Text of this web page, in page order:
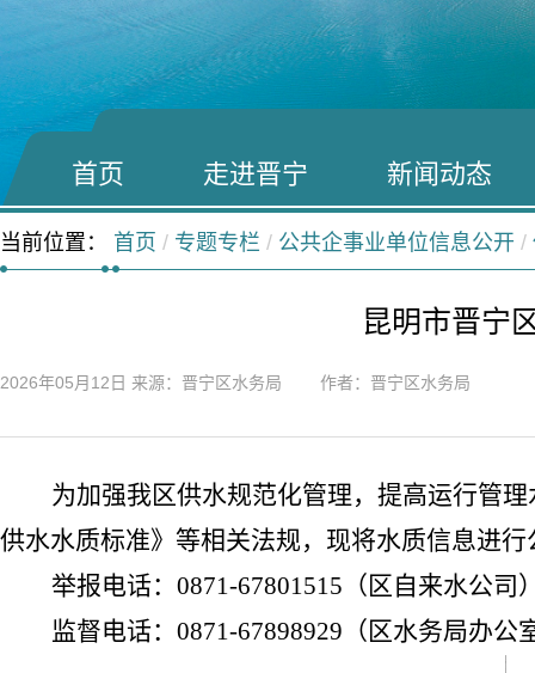
首页 走进晋宁 新闻动态
当前位置： 首页 / 专题专栏 / 公共企事业单位信息公开 /
昆明市晋宁
2026年05月12日 来源：晋宁区水务局 作者：晋宁区水务局
为加强我区供水规范化管理，提高运行管
供水水质标准》等相关法规，现将水质信息进行
举报电话： 0871-67801515 （区自来水公司
监督电话： 0871-67898929 （区水务局办公